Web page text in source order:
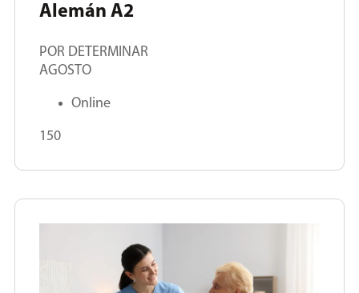
Alemán A2
POR DETERMINAR
AGOSTO
Online
150